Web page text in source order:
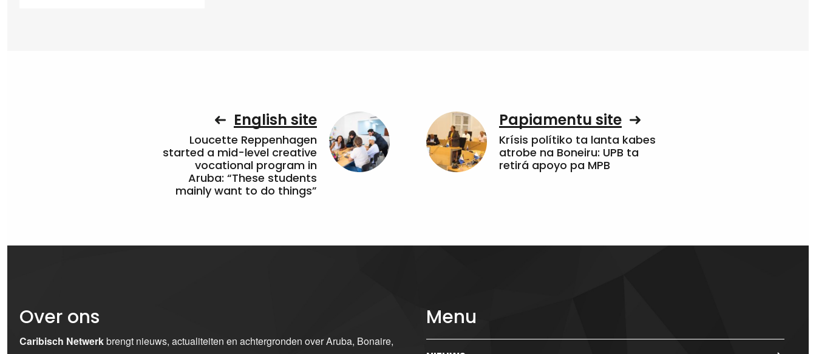
English site
Loucette Reppenhagen
started a mid-level creative
vocational program in
Aruba: “These students
mainly want to do things”
Papiamentu site
Krísis polítiko ta lanta kabes
atrobe na Boneiru: UPB ta
retirá apoyo pa MPB
Over ons
Caribisch Netwerkbrengt nieuws, actualiteiten en achtergronden over Aruba, Bonaire,
Menu